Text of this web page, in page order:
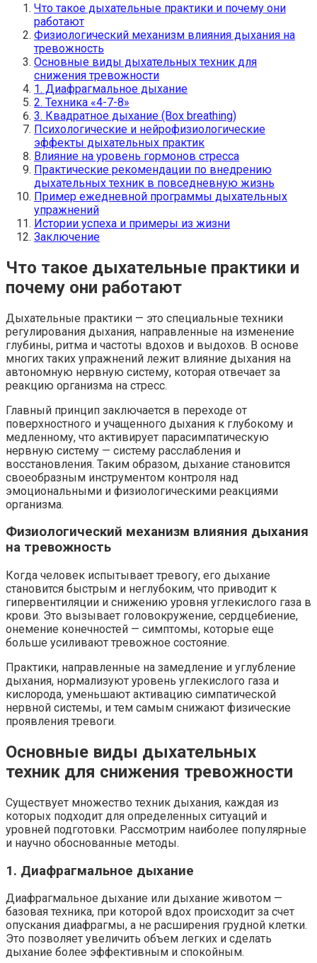
Что такое дыхательные практики и почему они
работают
Физиологический механизм влияния дыхания на
тревожность
Основные виды дыхательных техник для
снижения тревожности
1. Диафрагмальное дыхание
2. Техника «4-7-8»
3. Квадратное дыхание (Box breathing)
Психологические и нейрофизиологические
эффекты дыхательных практик
Влияние на уровень гормонов стресса
Практические рекомендации по внедрению
дыхательных техник в повседневную жизнь
Пример ежедневной программы дыхательных
упражнений
Истории успеха и примеры из жизни
Заключение
Что такое дыхательные практики и
почему они работают
Дыхательные практики — это специальные техники
регулирования дыхания, направленные на изменение
глубины, ритма и частоты вдохов и выдохов. В основе
многих таких упражнений лежит влияние дыхания на
автономную нервную систему, которая отвечает за
реакцию организма на стресс.
Главный принцип заключается в переходе от
поверхностного и учащенного дыхания к глубокому и
медленному, что активирует парасимпатическую
нервную систему — систему расслабления и
восстановления. Таким образом, дыхание становится
своеобразным инструментом контроля над
эмоциональными и физиологическими реакциями
организма.
Физиологический механизм влияния дыхания
на тревожность
Когда человек испытывает тревогу, его дыхание
становится быстрым и неглубоким, что приводит к
гипервентиляции и снижению уровня углекислого газа в
крови. Это вызывает головокружение, сердцебиение,
онемение конечностей — симптомы, которые еще
больше усиливают тревожное состояние.
Практики, направленные на замедление и углубление
дыхания, нормализуют уровень углекислого газа и
кислорода, уменьшают активацию симпатической
нервной системы, и тем самым снижают физические
проявления тревоги.
Основные виды дыхательных
техник для снижения тревожности
Существует множество техник дыхания, каждая из
которых подходит для определенных ситуаций и
уровней подготовки. Рассмотрим наиболее популярные
и научно обоснованные методы.
1. Диафрагмальное дыхание
Диафрагмальное дыхание или дыхание животом —
базовая техника, при которой вдох происходит за счет
опускания диафрагмы, а не расширения грудной клетки.
Это позволяет увеличить объем легких и сделать
дыхание более эффективным и спокойным.